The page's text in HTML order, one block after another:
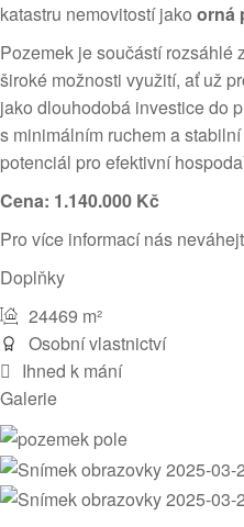
katastru nemovitostí jako orná
Pozemek je součástí rozsáhlé
široké možnosti využití, ať už
jako dlouhodobá investice do
s minimálním ruchem a
potenciál pro efektivní
Cena: 1.140.000 Kč
Pro více informací nás
Doplňky
24469 m²
Osobní vlastnictví
Ihned k mání
Galerie